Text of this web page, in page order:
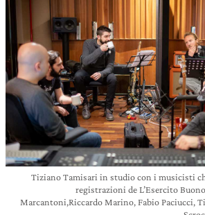
Tiziano Tamisari in studio con i musicisti
registrazioni de L’Esercito
Marcantoni,Riccardo Marino, Fabio Paciucci,